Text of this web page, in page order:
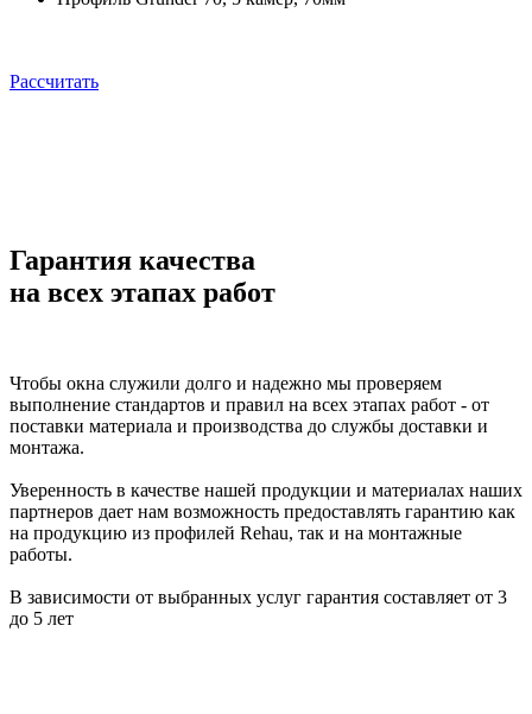
Рассчитать
Гарантия качества
на всех этапах работ
Чтобы окна служили долго и надежно мы проверяем
выполнение стандартов и правил на всех этапах работ - от
поставки материала и производства до службы доставки и
монтажа.
Уверенность в качестве нашей продукции и материалах наших
партнеров дает нам возможность предоставлять гарантию как
на продукцию из профилей Rehau, так и на монтажные
работы.
В зависимости от выбранных услуг гарантия составляет от 3
до 5 лет